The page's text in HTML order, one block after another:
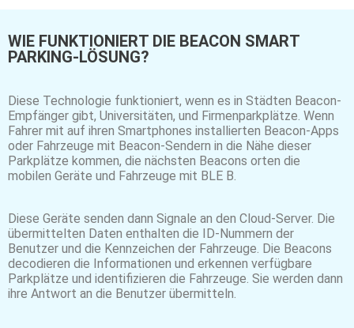
WIE FUNKTIONIERT DIE BEACON SMART
PARKING-LÖSUNG?
Diese Technologie funktioniert, wenn es in Städten Beacon-
Empfänger gibt, Universitäten, und Firmenparkplätze. Wenn
Fahrer mit auf ihren Smartphones installierten Beacon-Apps
oder Fahrzeuge mit Beacon-Sendern in die Nähe dieser
Parkplätze kommen, die nächsten Beacons orten die
mobilen Geräte und Fahrzeuge mit BLE B.
Diese Geräte senden dann Signale an den Cloud-Server. Die
übermittelten Daten enthalten die ID-Nummern der
Benutzer und die Kennzeichen der Fahrzeuge. Die Beacons
decodieren die Informationen und erkennen verfügbare
Parkplätze und identifizieren die Fahrzeuge. Sie werden dann
ihre Antwort an die Benutzer übermitteln.